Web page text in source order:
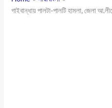
গাইবান্ধায় পালটা-পালটি হামলা, জেলা